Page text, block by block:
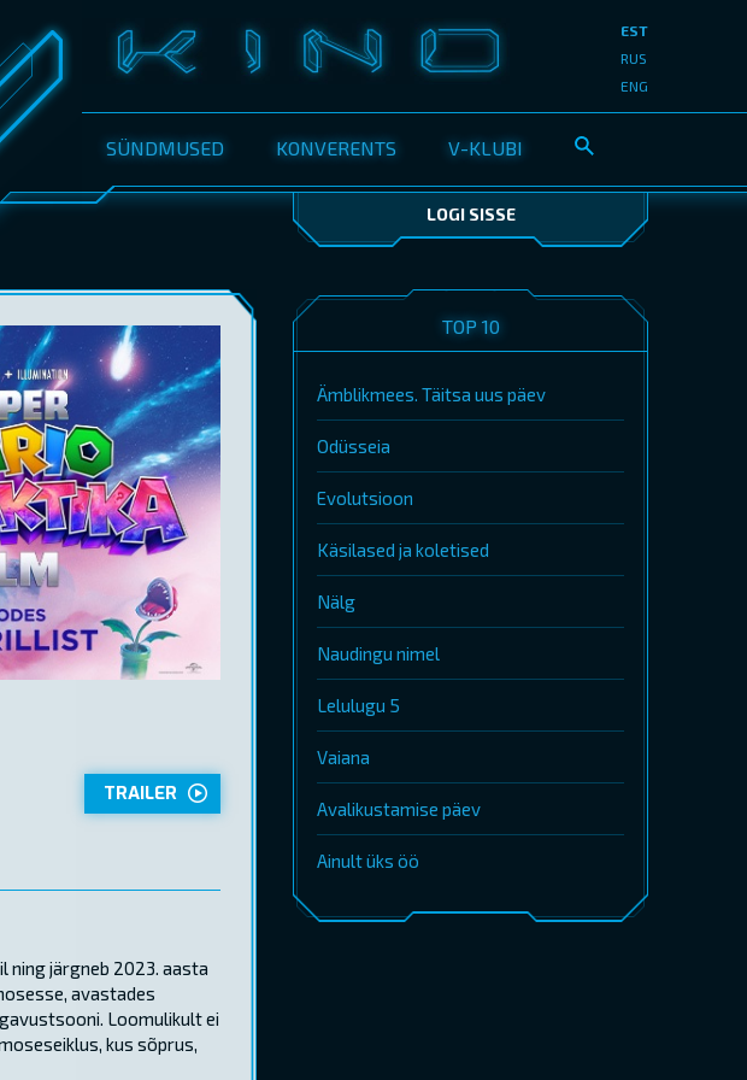
SÜNDMUSED KONVERENTS V-KLUBI
EST
RUS
ENG
LOGI SISSE
TRAILER
ning järgneb 2023. aasta
avastades
Loomulikult ei
kus sõprus,
TOP 10
Ämblikmees. Täitsa uus päev
Odüsseia
Evolutsioon
Käsilased ja koletised
Nälg
Naudingu nimel
Lelulugu 5
Vaiana
Avalikustamise päev
Ainult üks öö